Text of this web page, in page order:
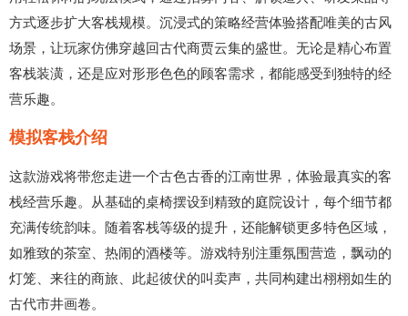
方式逐步扩大客栈规模。沉浸式的策略经营体验搭配唯美的古风
场景，让玩家仿佛穿越回古代商贾云集的盛世。无论是精心布置
客栈装潢，还是应对形形色色的顾客需求，都能感受到独特的经
营乐趣。
模拟客栈介绍
这款游戏将带您走进一个古色古香的江南世界，体验最真实的客
栈经营乐趣。从基础的桌椅摆设到精致的庭院设计，每个细节都
充满传统韵味。随着客栈等级的提升，还能解锁更多特色区域，
如雅致的茶室、热闹的酒楼等。游戏特别注重氛围营造，飘动的
灯笼、来往的商旅、此起彼伏的叫卖声，共同构建出栩栩如生的
古代市井画卷。